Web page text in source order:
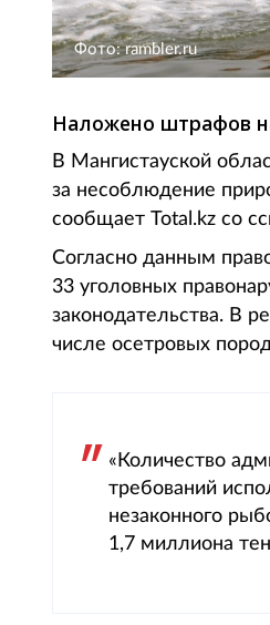
Фото: rambler.ru
Наложено штрафов
В Мангистауской
за несоблюдение
сообщает Total.kz со
Согласно данным
33 уголовных
законодательства. В
числе осетровых
«Количество
требований
незаконного
1,7 миллиона